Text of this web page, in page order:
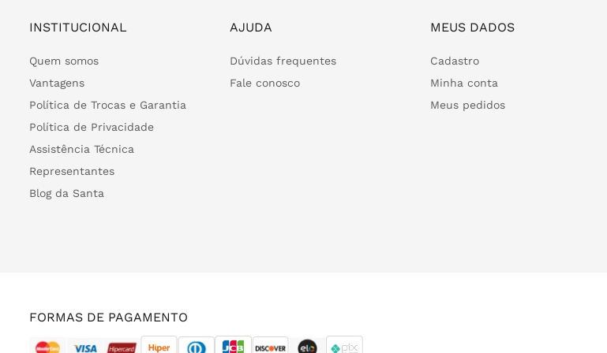
INSTITUCIONAL
Quem somos
Vantagens
Política de Trocas e Garantia
Política de Privacidade
Assistência Técnica
Representantes
Blog da Santa
AJUDA
Dúvidas frequentes
Fale conosco
MEUS DADOS
Cadastro
Minha conta
Meus pedidos
FORMAS DE PAGAMENTO